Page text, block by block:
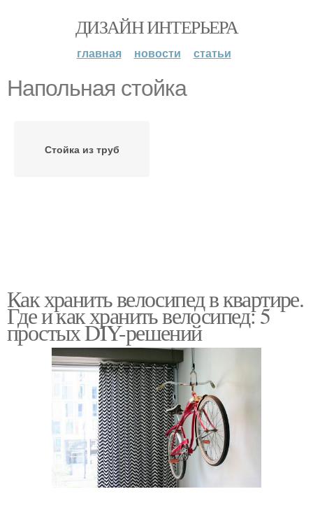
ДИЗАЙН ИНТЕРЬЕРА
главная новости статьи
Напольная стойка
Стойка из труб
Как хранить велосипед в квартире.
Где и как хранить велосипед: 5
простых DIY-решений